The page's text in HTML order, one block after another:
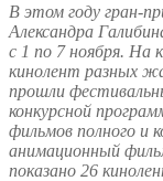
В этом году гран-
Александра
с 1 по 7 ноября. На
кинолент разных
прошли
конкурсной
фильмов полного и
анимационный
показано 26